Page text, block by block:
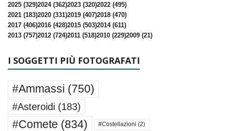
2025 (329)2024 (362)2023 (320)2022 (495)
2021 (183)2020 (331)2019 (407)2018 (470)
2017 (406)2016 (428)2015 (503)2014 (611)
2013 (757)2012 (724)2011 (518)2010 (229)2009 (21)
I SOGGETTI PIÙ FOTOGRAFATI
#Ammassi (750)
#Asteroidi (183)
#Comete (834) #Costellazioni (2)